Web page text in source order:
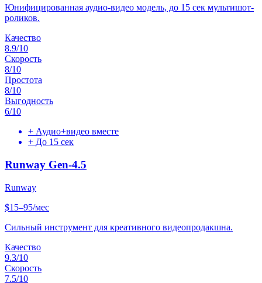
Юнифицированная аудио-видео модель, до 15 сек мультишот-
роликов.
Качество
8.9/10
Скорость
8/10
Простота
8/10
Выгодность
6/10
+ Аудио+видео вместе
+ До 15 сек
Runway Gen-4.5
Runway
$15–95/мес
Сильный инструмент для креативного видеопродакшна.
Качество
9.3/10
Скорость
7.5/10